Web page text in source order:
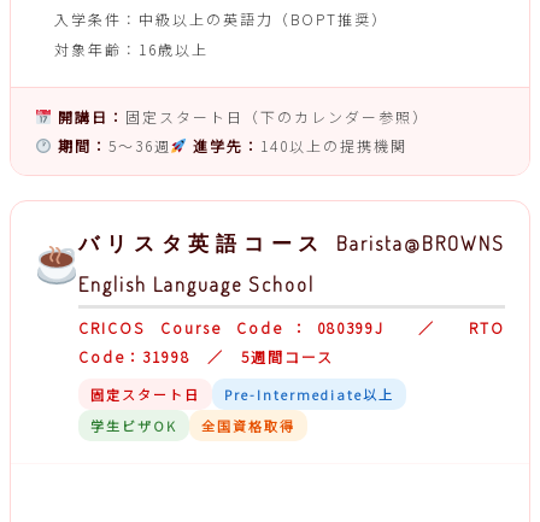
入学条件：中級以上の英語力（BOPT推奨）
対象年齢：16歳以上
開講日： 固定スタート日（下のカレンダー参照）
期間： 5〜36週 進学先： 140以上の提携機関
バリスタ英語コース Barista@BROWNS
English Language School
CRICOS Course Code：080399J ／ RTO
Code：31998 ／ 5週間コース
固定スタート日
Pre-Intermediate以上
学生ビザOK
全国資格取得